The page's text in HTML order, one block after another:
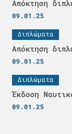
Aπόκτηση
09.01.25
Διπλώματα
Aπόκτηση
09.01.25
Διπλώματα
Έκδοση
09.01.25